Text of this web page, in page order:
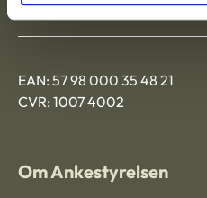
Ankestyrelsen København
EAN: 57 98 000 35 48 21
CVR: 1007 4002
Om Ankestyrelsen